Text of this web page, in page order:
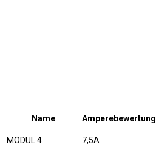
Name Amperebewertung
MODUL 4 7,5A